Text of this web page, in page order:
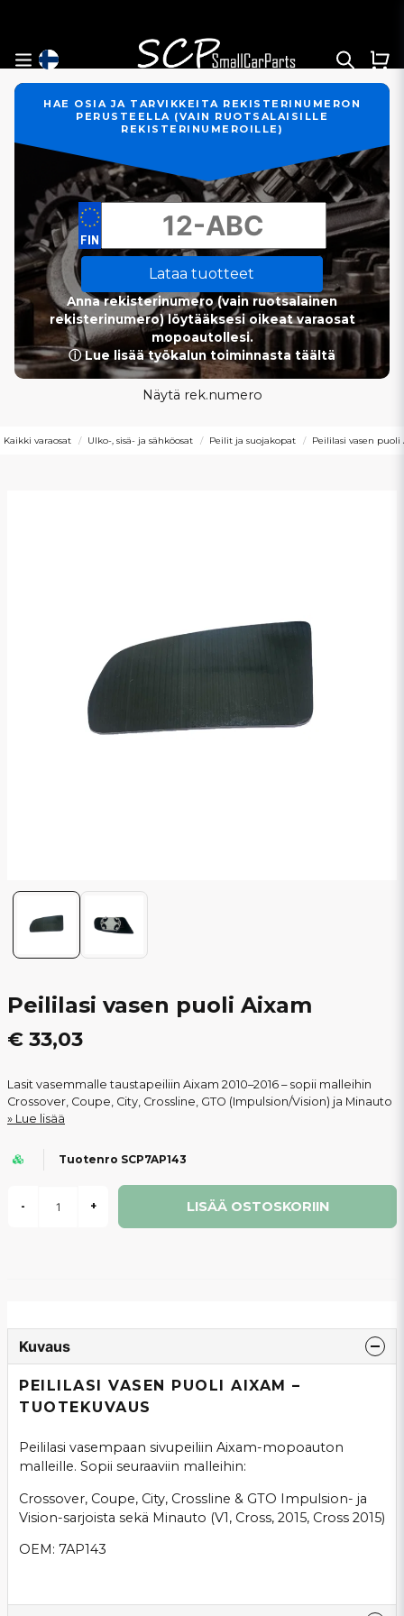
HAE OSIA JA TARVIKKEITA REKISTERINUMERON
PERUSTEELLA (VAIN RUOTSALAISILLE
REKISTERINUMEROILLE)
Lataa tuotteet
Anna rekisterinumero (vain ruotsalainen
rekisterinumero) löytääksesi oikeat varaosat
mopoautollesi.
ⓘ Lue lisää työkalun toiminnasta täältä
Näytä rek.numero
Kaikki varaosat Ulko-, sisä- ja sähköosat Peilit ja suojakopat Peililasi vasen puoli
Peililasi vasen puoli Aixam
€ 33,03
Lasit vasemmalle taustapeiliin Aixam 2010–2016 – sopii malleihin
Crossover, Coupe, City, Crossline, GTO (Impulsion/Vision) ja Minauto
Lue lisää
Tuotenro SCP7AP143
- + LISÄÄ OSTOSKORIIN
Kuvaus
PEILILASI VASEN PUOLI AIXAM –
TUOTEKUVAUS
Peililasi vasempaan sivupeiliin Aixam-mopoauton
malleille. Sopii seuraaviin malleihin:
Crossover, Coupe, City, Crossline & GTO Impulsion- ja
Vision-sarjoista sekä Minauto (V1, Cross, 2015, Cross 2015)
OEM: 7AP143